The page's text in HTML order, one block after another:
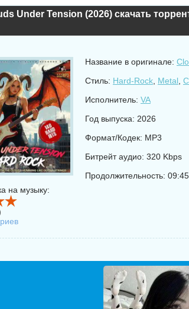
Under Tension (2026) скачать
на музыку:
Название в оригинале:
Стиль: Hard-Rock Metal
Исполнитель: VA
Год выпуска: 2026
Формат/Кодек: MP3
Битрейт аудио: 320 Kbps
Продолжительность: